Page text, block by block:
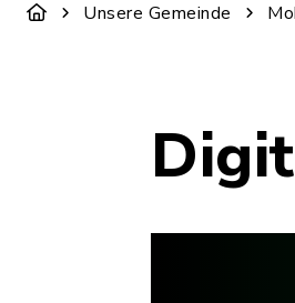
Unsere Gemeinde